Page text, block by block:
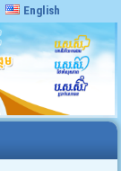
English